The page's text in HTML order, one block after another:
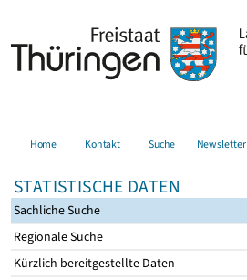
Home Kontakt Suche Newsletter
STATISTISCHE DATEN
Sachliche Suche
Regionale Suche
Kürzlich bereitgestellte Daten